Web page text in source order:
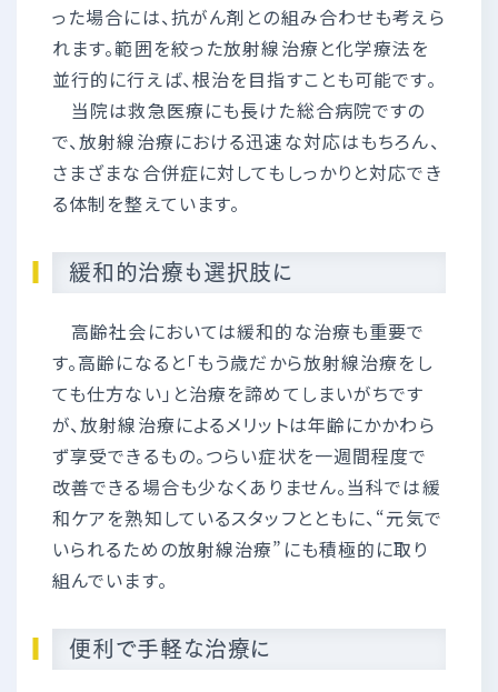
った場合には、抗がん剤との組み合わせも考えら
れます。範囲を絞った放射線治療と化学療法を
並行的に行えば、根治を目指すことも可能です。
当院は救急医療にも長けた総合病院ですの
で、放射線治療における迅速な対応はもちろん、
さまざまな合併症に対してもしっかりと対応でき
る体制を整えています。
緩和的治療も選択肢に
高齢社会においては緩和的な治療も重要で
す。高齢になると「もう歳だから放射線治療をし
ても仕方ない」と治療を諦めてしまいがちです
が、放射線治療によるメリットは年齢にかかわら
ず享受できるもの。つらい症状を一週間程度で
改善できる場合も少なくありません。当科では緩
和ケアを熟知しているスタッフとともに、“元気で
いられるための放射線治療”にも積極的に取り
組んでいます。
便利で手軽な治療に